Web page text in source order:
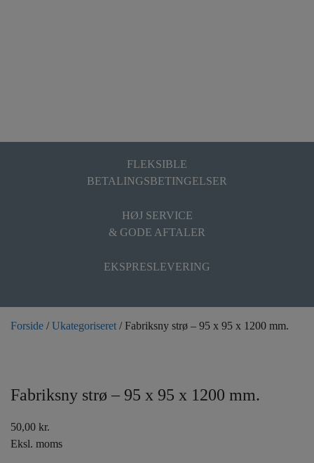
FLEKSIBLE
BETALINGSBETINGELSER
HØJ SERVICE
& GODE AFTALER
EKSPRESLEVERING
Forside /Ukategoriseret / Fabriksny strø – 95 x 95 x 1200 mm.
Fabriksny strø – 95 x 95 x 1200 mm.
50,00 kr.
Eksl. moms